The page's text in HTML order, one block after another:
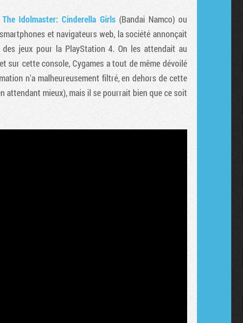
The Idolmaster: Cinderella Girls(Bandai Namco) ou
et navigateurs web, la société annonçait
jeux pour la PlayStation 4. On les attendait au
sur cette console, Cygames a tout de même dévoilé
n'a malheureusement filtré, en dehors de cette
attendant mieux), mais il se pourrait bien que ce soit
Tribune